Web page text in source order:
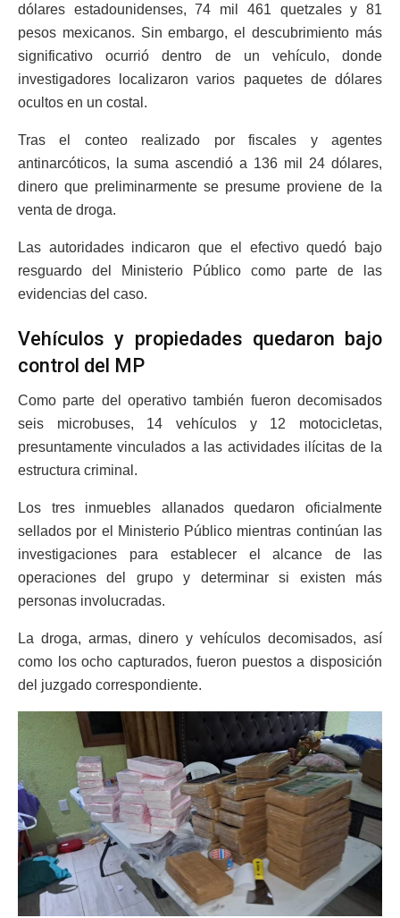
dólares estadounidenses, 74 mil 461 quetzales y 81
pesos mexicanos. Sin embargo, el descubrimiento más
significativo ocurrió dentro de un vehículo, donde
investigadores localizaron varios paquetes de dólares
ocultos en un costal.
Tras el conteo realizado por fiscales y agentes
antinarcóticos, la suma ascendió a 136 mil 24 dólares,
dinero que preliminarmente se presume proviene de la
venta de droga.
Las autoridades indicaron que el efectivo quedó bajo
resguardo del Ministerio Público como parte de las
evidencias del caso.
Vehículos y propiedades quedaron bajo
control del MP
Como parte del operativo también fueron decomisados
seis microbuses, 14 vehículos y 12 motocicletas,
presuntamente vinculados a las actividades ilícitas de la
estructura criminal.
Los tres inmuebles allanados quedaron oficialmente
sellados por el Ministerio Público mientras continúan las
investigaciones para establecer el alcance de las
operaciones del grupo y determinar si existen más
personas involucradas.
La droga, armas, dinero y vehículos decomisados, así
como los ocho capturados, fueron puestos a disposición
del juzgado correspondiente.